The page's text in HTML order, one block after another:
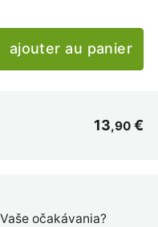
ajouter au panier
13,90 €
očakávania?